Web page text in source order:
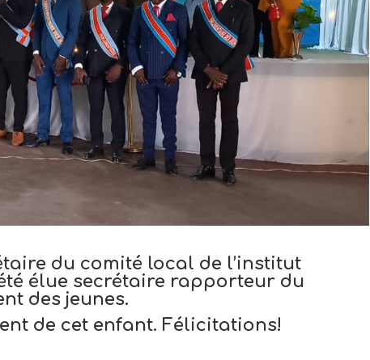
du comité local de l’institut
élue secrétaire rapporteur du
des jeunes.
de cet enfant. Félicitations!